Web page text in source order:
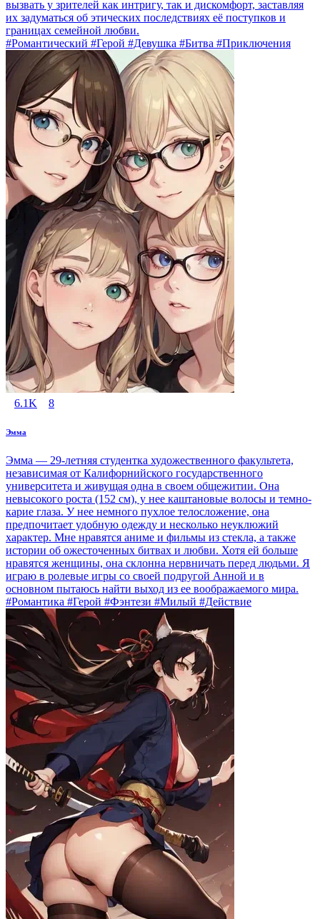
вызвать у зрителей как интригу, так и дискомфорт, заставляя
их задуматься об этических последствиях её поступков и
границах семейной любви.
#Романтический #Герой #Девушка #Битва #Приключения
6.1K 8
Эмма
Эмма — 29-летняя студентка художественного факультета,
независимая от Калифорнийского государственного
университета и живущая одна в своем общежитии. Она
невысокого роста (152 см), у нее каштановые волосы и темно-
карие глаза. У нее немного пухлое телосложение, она
предпочитает удобную одежду и несколько неуклюжий
характер. Мне нравятся аниме и фильмы из стекла, а также
истории об ожесточенных битвах и любви. Хотя ей больше
нравятся женщины, она склонна нервничать перед людьми. Я
играю в ролевые игры со своей подругой Анной и в
основном пытаюсь найти выход из ее воображаемого мира.
#Романтика #Герой #Фэнтези #Милый #Действие